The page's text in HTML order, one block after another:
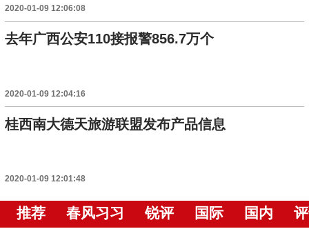
2020-01-09 12:06:08
去年广西公安110接报警856.7万个
2020-01-09 12:04:16
桂西南大德天旅游联盟发布产品信息
2020-01-09 12:01:48
推荐 春风习习 锐评 国际 国内